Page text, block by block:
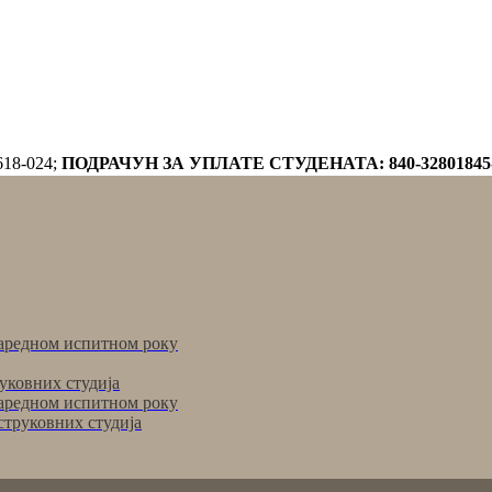
024; ПОДРАЧУН ЗА УПЛАТЕ СТУДЕНАТА: 840-
испитном року
студија
студија
испитном року